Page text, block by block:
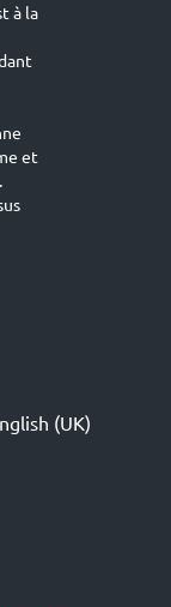
à la
et
(UK)